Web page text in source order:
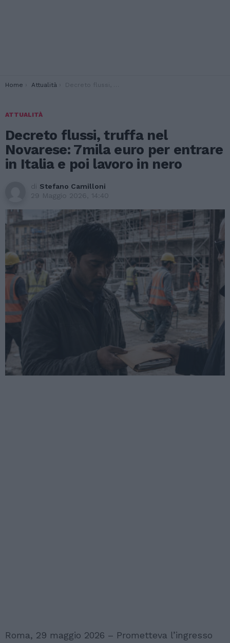
You are here:
Home Attualità Decreto flussi, truffa nel Novarese: 7mila euro per entrare in Italia e poi lavoro in nero
ATTUALITÀ
Decreto flussi, truffa nel
Novarese: 7mila euro per entrare
in Italia e poi lavoro in nero
di Stefano Camilloni
29 Maggio 2026, 14:40
Roma, 29 maggio 2026 – Prometteva l’ingresso